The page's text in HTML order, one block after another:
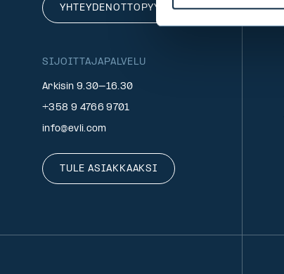
YHTEYDENOTTOPYYNTÖ
SIJOITTAJAPALVELU
Arkisin 9.30–16.30
+358 9 4766 9701
info@evli.com
TULE ASIAKKAAKSI